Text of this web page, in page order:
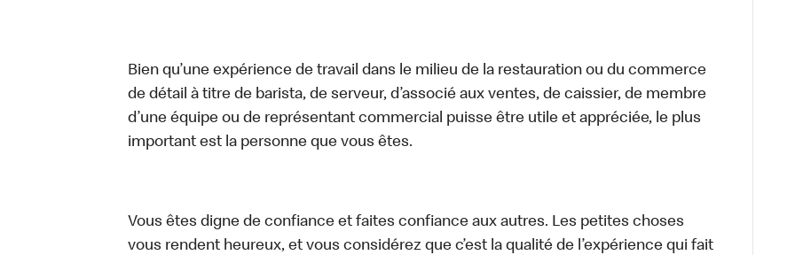
Bien qu’une expérience de travail dans le milieu de la restauration ou du commerce
de détail à titre de barista, de serveur, d’associé aux ventes, de caissier, de membre
d’une équipe ou de représentant commercial puisse être utile et appréciée, le plus
important est la personne que vous êtes.
Vous êtes digne de confiance et faites confiance aux autres. Les petites choses
vous rendent heureux, et vous considérez que c’est la qualité de l’expérience qui fait